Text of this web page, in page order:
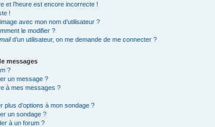
et l’heure est encore incorrecte !
!
avec mon nom d’utilisateur ?
le modifier ?
d’un utilisateur, on me demande de me connecter ?
messages
?
un message ?
à mes messages ?
plus d’options à mon sondage ?
un sondage ?
à un forum ?